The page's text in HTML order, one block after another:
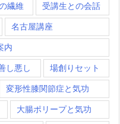
繊維 受講生との会話
名古屋講座
内
し悪し 場創りセット
変形性膝関節症と気功
大腸ポリープと気功